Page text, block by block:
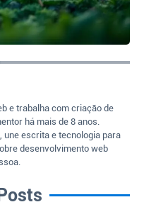
e trabalha com criação de
há mais de 8 anos.
escrita e tecnologia para
desenvolvimento web